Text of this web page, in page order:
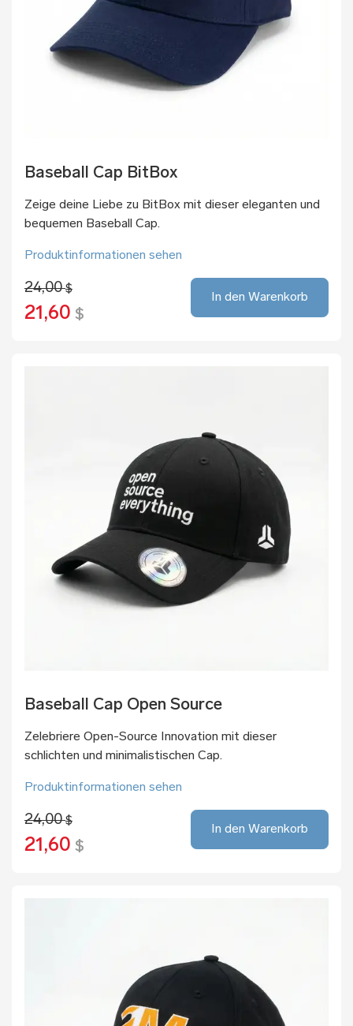
Baseball Cap BitBox
Zeige deine Liebe zu BitBox mit dieser eleganten und
bequemen Baseball Cap.
Produktinformationen sehen
24,00$
21,60 $
In den Warenkorb
Baseball Cap Open Source
Zelebriere Open-Source Innovation mit dieser
schlichten und minimalistischen Cap.
Produktinformationen sehen
24,00$
21,60 $
In den Warenkorb